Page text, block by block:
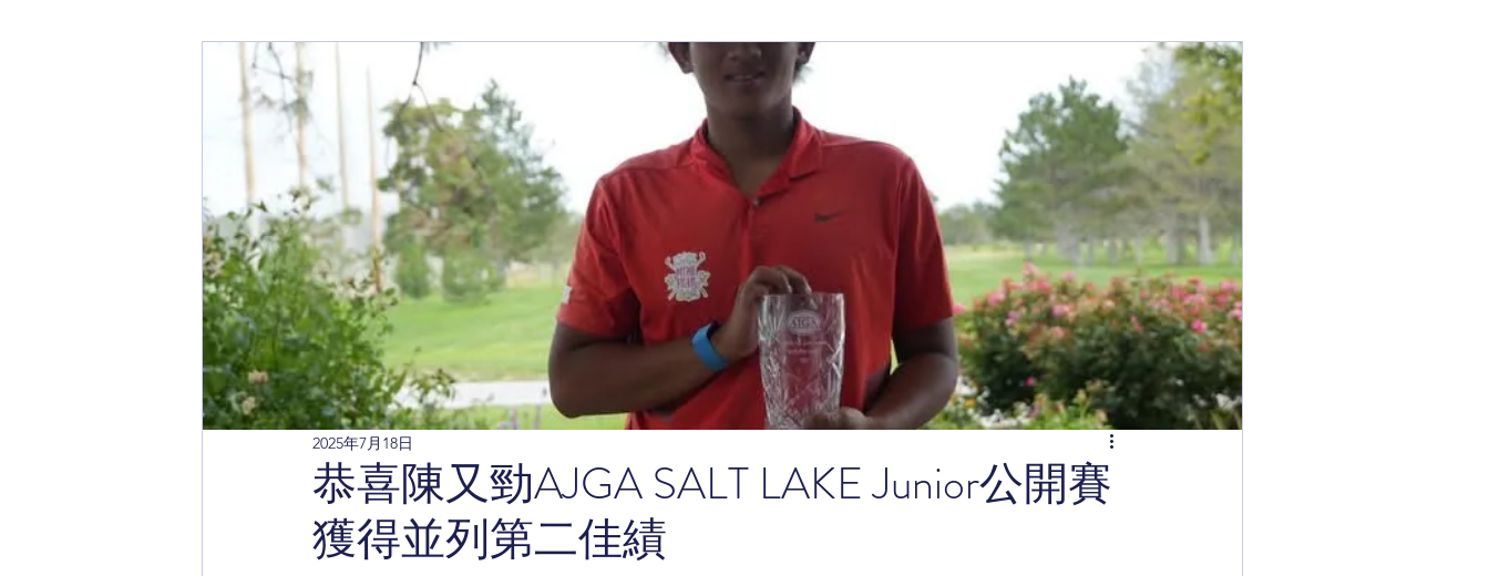
潘政琮相關報導
恭喜陳又勁AJGA SALT LAKE Junior公開賽
獲得並列第二佳績
2025年7月18日